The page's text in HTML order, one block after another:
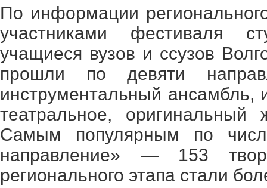
По информации
участниками фестиваля
учащиеся вузов и ссузов
прошли по девяти
инструментальный ансамбль,
театральное,
Самым популярным по
направление» — 153
регионального этапа стали